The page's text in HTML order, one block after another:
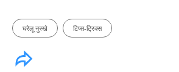
घरेलू नुस्खे टिप्स-ट्रिक्स